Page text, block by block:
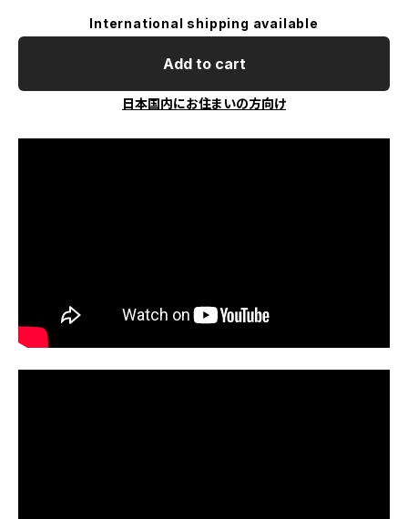
International shipping available
Add to cart
日本国内にお住まいの方向け